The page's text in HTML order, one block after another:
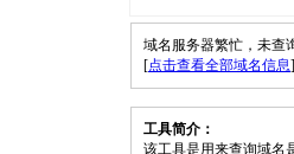
域名服务器繁忙，未查
[点击查看全部域名信息]
工具简介：
该工具是用来查询域名